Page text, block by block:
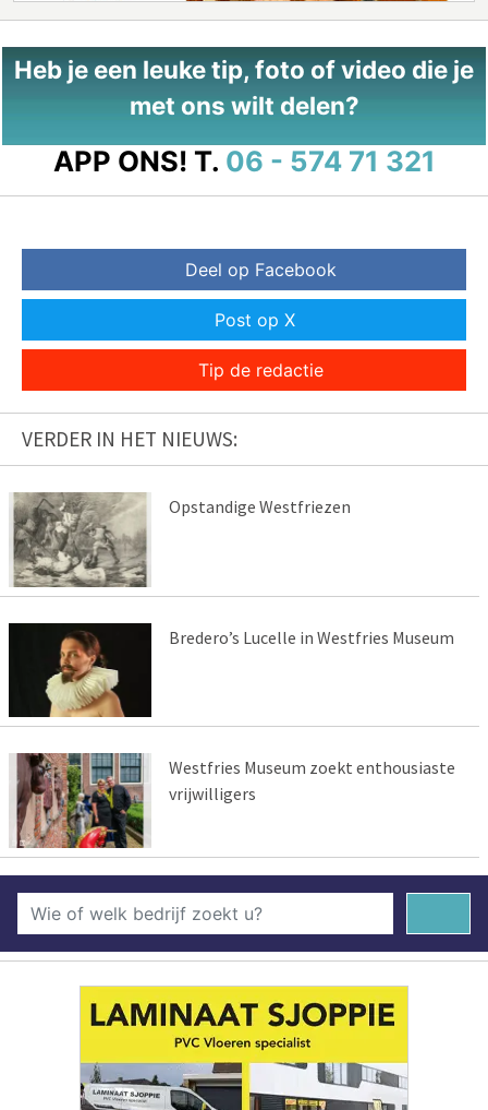
Heb je een leuke tip, foto of video die je
met ons wilt delen?
APP ONS! T. 06 - 574 71 321
Deel op Facebook
Post op X
Tip de redactie
VERDER IN HET NIEUWS:
Opstandige Westfriezen
Bredero’s Lucelle in Westfries Museum
Westfries Museum zoekt enthousiaste
vrijwilligers